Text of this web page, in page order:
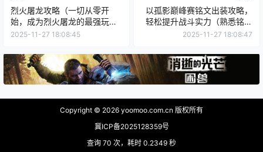
烈火屠龙攻略（一切从零开
始，成为烈火屠龙的最强玩
家）
2025-11-27 18:08:45
以孤影巅峰赛铭文出装攻略，
轻松提升战斗实力（熟悉铭文
和合理出装，让你在孤影巅峰
2025-11-27 18:08:47
Copyright © 2026 yoomoo.com.cn 版权所有
冀ICP备2025128359号
查询 70 次，耗时 0.2349 秒